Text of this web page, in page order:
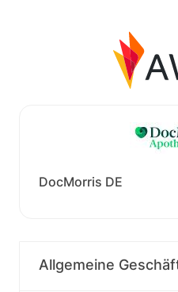
DocMorris DE
Allgemeine